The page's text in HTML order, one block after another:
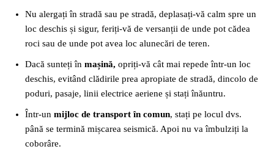
Nu alergați în stradă sau pe stradă, deplasați-vă calm spre un
loc deschis și sigur, feriți-vă de versanții de unde pot cădea
roci sau de unde pot avea loc alunecări de teren.
Dacă sunteți în mașină, opriți-vă cât mai repede într-un loc
deschis, evitând clădirile prea apropiate de stradă, dincolo de
poduri, pasaje, linii electrice aeriene și stați înăuntru.
Într-un mijloc de transport în comun, stați pe locul dvs.
până se termină mișcarea seismică. Apoi nu va îmbulziți la
coborâre.